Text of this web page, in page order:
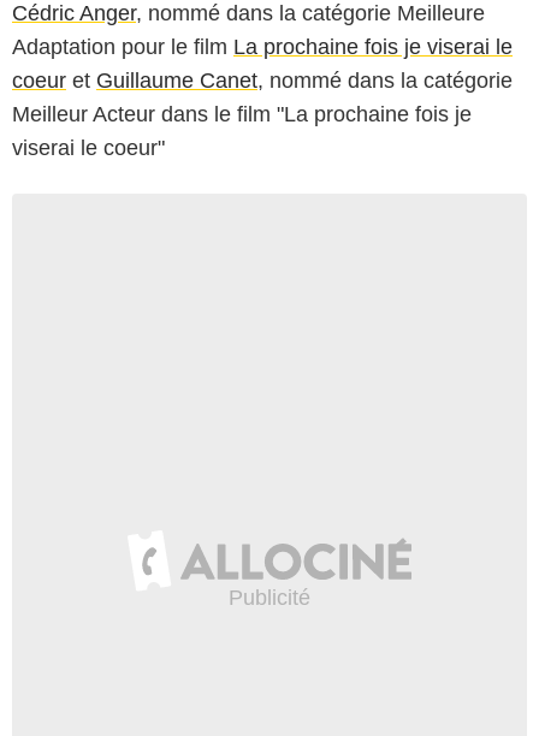
Cédric Anger, nommé dans la catégorie Meilleure
Adaptation pour le film La prochaine fois je viserai le
coeur et Guillaume Canet, nommé dans la catégorie
Meilleur Acteur dans le film "La prochaine fois je
viserai le coeur"